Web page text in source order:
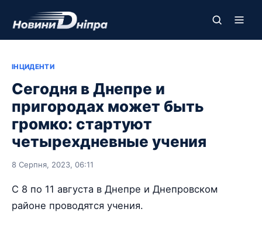
ІНЦИДЕНТИ
Сегодня в Днепре и
пригородах может быть
громко: стартуют
четырехдневные учения
8 Серпня, 2023, 06:11
С 8 по 11 августа в Днепре и Днепровском
районе проводятся учения.